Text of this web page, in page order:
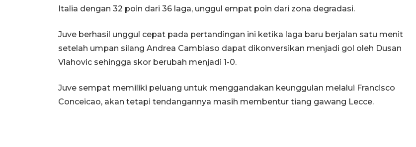
Italia dengan 32 poin dari 36 laga, unggul empat poin dari zona degradasi.
Juve berhasil unggul cepat pada pertandingan ini ketika laga baru berjalan satu menit
setelah umpan silang Andrea Cambiaso dapat dikonversikan menjadi gol oleh Dusan
Vlahovic sehingga skor berubah menjadi 1-0.
Juve sempat memiliki peluang untuk menggandakan keunggulan melalui Francisco
Conceicao, akan tetapi tendangannya masih membentur tiang gawang Lecce.